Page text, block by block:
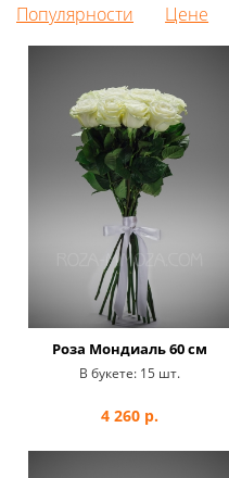
Популярности Цене
Роза Мондиаль 60 см
В букете: 15 шт.
4 260 р.